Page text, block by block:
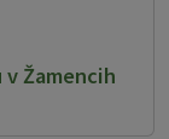
Žamencih